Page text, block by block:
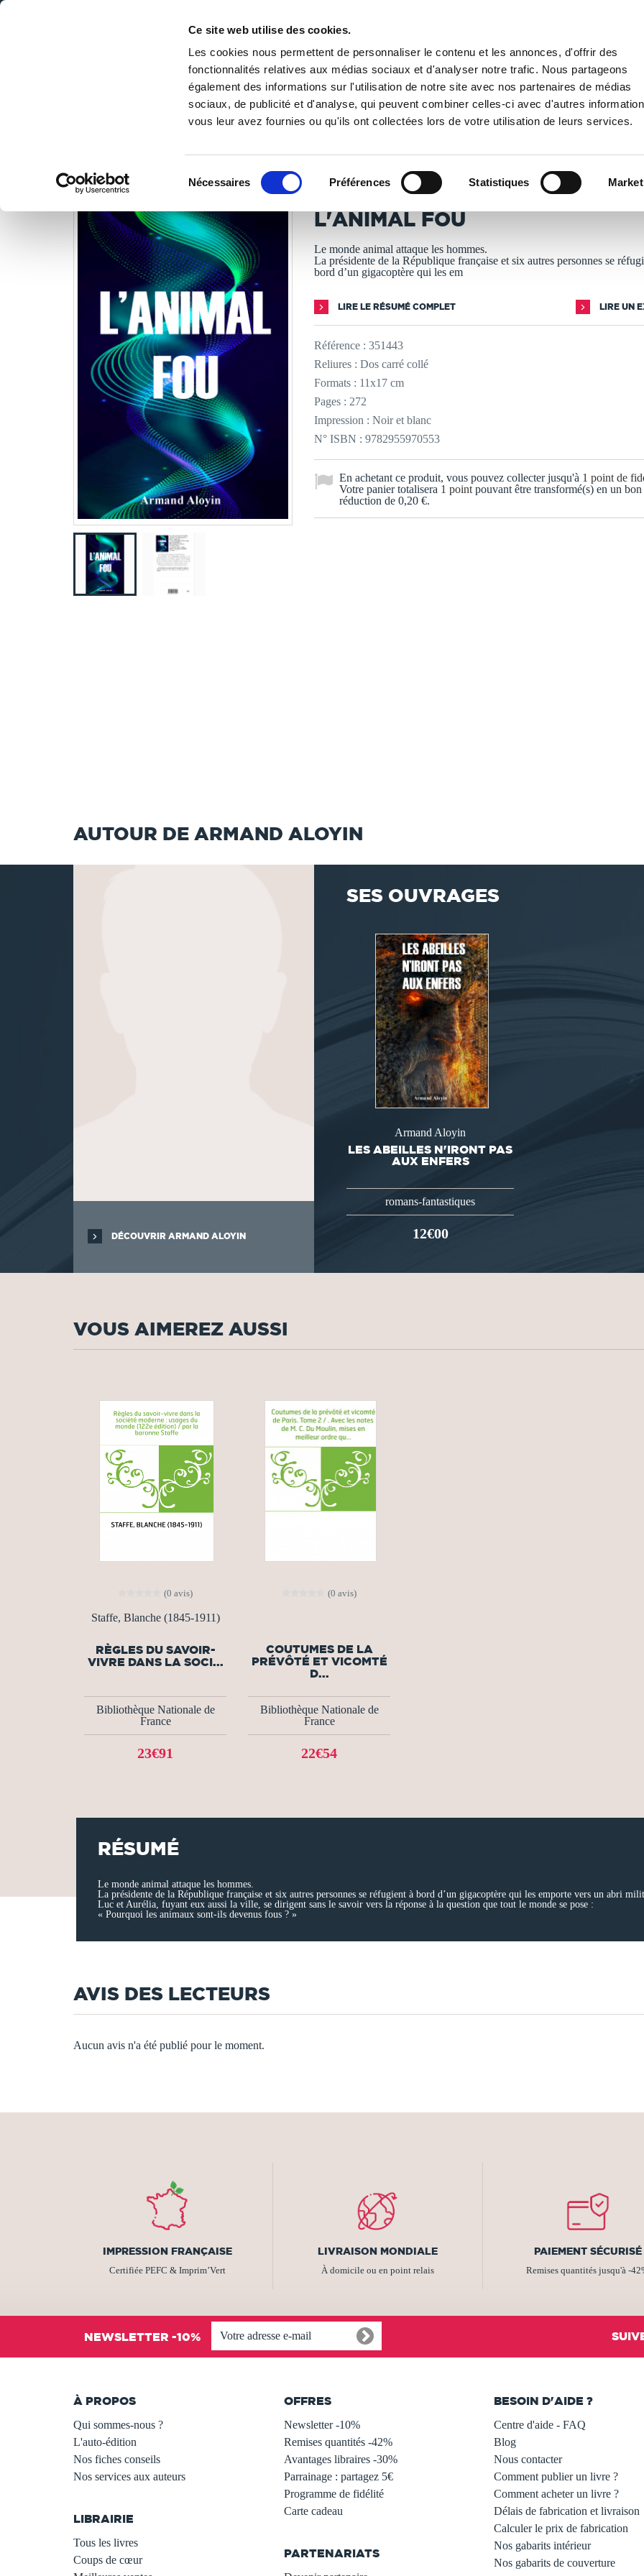
Ce site web utilise des cookies.
Les cookies nous permettent de personnaliser le contenu et les annonces, d'offrir des
fonctionnalités relatives aux médias sociaux et d'analyser notre trafic. Nous partageons
également des informations sur l'utilisation de notre site avec nos partenaires de médias
sociaux, de publicité et d'analyse, qui peuvent combiner celles-ci avec d'autres
vous leur avez fournies ou qu'ils ont collectées lors de votre utilisation de leurs services.
Nécessaires Préférences Statistiques
DE LA PAGE BLANCHE... AU BEST SELLER
PUBLIER UN LIVRE LIBRAIRIE
/ Littérature / Romans fantastiques / L'ANIMAL FOU
LES LIVRES SONT IMPRIMÉS À LA DEMANDE - DÉLAI ACTUEL : 3 À 5
L'ANIMAL FOU
Le monde animal attaque les hommes.
La présidente de la République française et six autres personnes se
bord d’un gigacoptère qui les em
LIRE LE RÉSUMÉ COMPLET LIRE UN
Référence : 351443
Reliures : Dos carré collé
Formats : 11x17 cm
Pages : 272
Impression : Noir et blanc
N° ISBN : 9782955970553
En achetant ce produit, vous pouvez collecter jusqu'à 1 point de
Votre panier totalisera 1 point pouvant être transformé(s) en un bon
réduction de 0,20 €.
AUTOUR DE ARMAND ALOYIN
DÉCOUVRIR ARMAND ALOYIN
SES OUVRAGES
Armand Aloyin
LES ABEILLES N'IRONT PAS
AUX ENFERS
romans-fantastiques
12€00
VOUS AIMEREZ AUSSI
(0 avis)
Staffe, Blanche (1845-1911)
RÈGLES DU SAVOIR-
VIVRE DANS LA SOCI...
Bibliothèque Nationale de
France
23€91
(0 avis)
COUTUMES DE LA
PRÉVÔTÉ ET VICOMTÉ
D...
Bibliothèque Nationale de
France
22€54
RÉSUMÉ
Le monde animal attaque les hommes.
La présidente de la République française et six autres personnes se réfugient à bord d’un gigacoptère qui les emporte vers un abri
Luc et Aurélia, fuyant eux aussi la ville, se dirigent sans le savoir vers la réponse à la question que tout le monde se pose :
« Pourquoi les animaux sont-ils devenus fous ? »
AVIS DES LECTEURS
Aucun avis n'a été publié pour le moment.
IMPRESSION FRANÇAISE
Certifiée PEFC & Imprim’Vert
LIVRAISON MONDIALE
À domicile ou en point relais
PAIEMENT SÉCURISÉ
Remises quantités jusqu'à -
NEWSLETTER -10%
À PROPOS
Qui sommes-nous ?
L'auto-édition
Nos fiches conseils
Nos services aux auteurs
LIBRAIRIE
Tous les livres
Coups de cœur
OFFRES
Newsletter -10%
Remises quantités -42%
Avantages libraires -30%
Parrainage : partagez 5€
Programme de fidélité
Carte cadeau
PARTENARIATS
BESOIN D'AIDE ?
Centre d'aide - FAQ
Blog
Nous contacter
Comment publier un livre ?
Comment acheter un livre ?
Délais de fabrication et livraison
Calculer le prix de fabrication
Nos gabarits intérieur
Nos gabarits de couverture